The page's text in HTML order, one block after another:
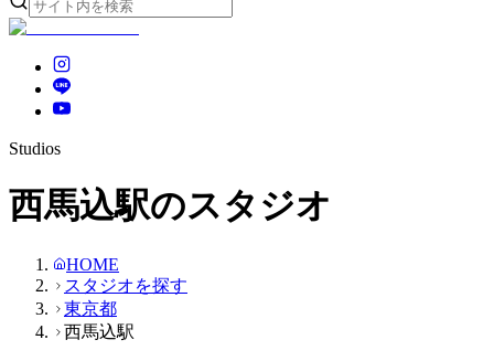
Studios
西馬込駅のスタジオ
HOME
スタジオを探す
東京都
西馬込駅